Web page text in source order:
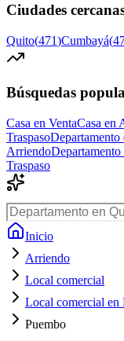
Ciudades
Quito(471)Cumbayá(
Búsquedas
Casa en VentaCasa en
TraspasoDepartamento
Arriendo
Traspaso
Inicio
Arriendo
Local comercial
Local comercial en
Puembo